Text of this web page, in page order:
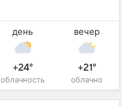
день
+24°
облачность
вечер
+21°
облачно